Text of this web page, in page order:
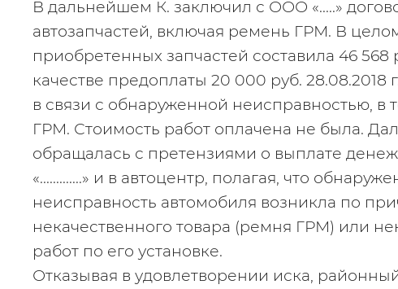
В дальнейшем К. заключил с ООО «.....»
автозапчастей, включая ремень ГРМ. В
приобретенных запчастей составила 46 568
качестве предоплаты 20 000 руб. 28.08.2018
в связи с обнаруженной неисправностью, в
ГРМ. Стоимость работ оплачена не была.
обращалась с претензиями о выплате
«.............» и в автоцентр, полагая, что
неисправность автомобиля возникла по
некачественного товара (ремня ГРМ) или
работ по его установке.
Отказывая в удовлетворении иска,